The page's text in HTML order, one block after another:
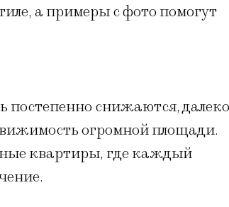
а примеры с фото помогут
снижаются, далеко
огромной площади.
квартиры, где каждый